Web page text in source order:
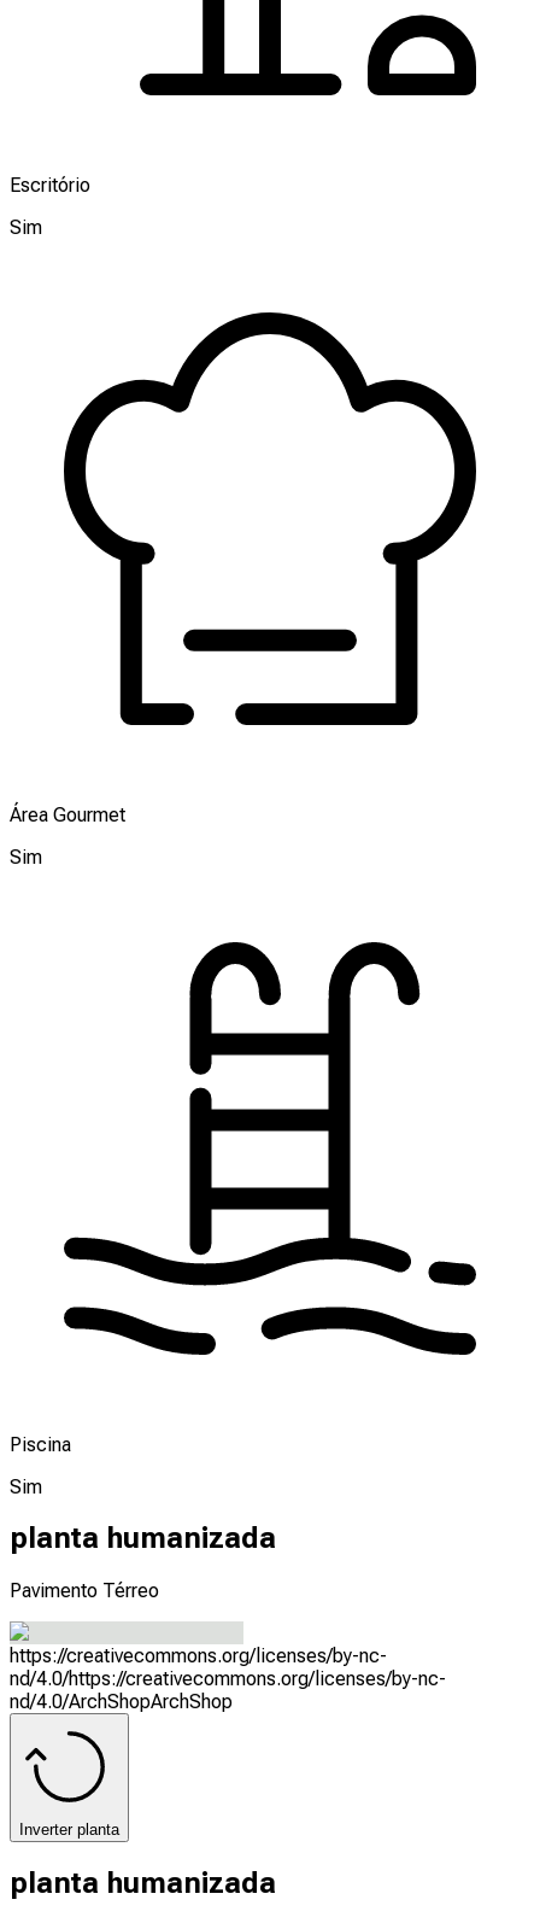
Escritório
Sim
Área Gourmet
Sim
Piscina
Sim
planta humanizada
Pavimento Térreo
https://creativecommons.org/licenses/by-nc-
nd/4.0/https://creativecommons.org/licenses/by-nc-
nd/4.0/ArchShopArchShop
Inverter planta
planta humanizada